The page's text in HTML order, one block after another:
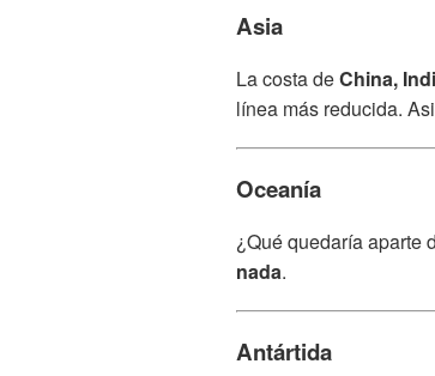
Asia
La costa deChina,
línea más reducida.
Oceanía
¿Qué quedaría aparte
nada.
Antártida